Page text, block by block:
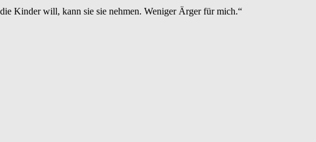
Kinder will, kann sie sie nehmen. Weniger Ärger für mich.“